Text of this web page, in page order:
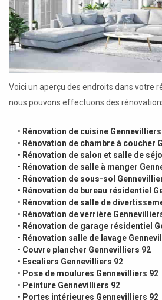
Voici un aperçu des endroits dans votre
nous pouvons effectuons des
• Rénovation de cuisine
• Rénovation de chambre à coucher
• Rénovation de salon et salle de
• Rénovation de salle à manger
• Rénovation de sous-sol
• Rénovation de bureau résidentiel
• Rénovation de salle de
• Rénovation de verrière
• Rénovation de garage résidentiel
• Rénovation salle de lavage
• Couvre plancher Gennevilliers 92
• Escaliers Gennevilliers 92
• Pose de moulures Gennevilliers 92
• Peinture Gennevilliers 92
• Portes intérieures Gennevilliers 92